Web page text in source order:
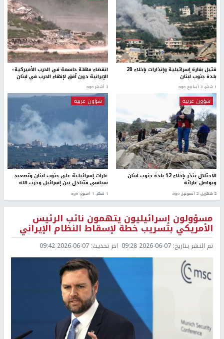
قتيل بغارة إسرائيلية وإنذارات بإخلاء 20
بلدة جنوب لبنان
1 شهر، 3 أسابيع ago
انقضاء مهلة حاسمة في الحرب الأميركية–
الإيرانية دون أفق لإنهاء الحرب في لبنان
3 أشهر ago
شؤون عربية
الاحتلال ينذر بإخلاء 12 بلدة جنوب لبنان
ويواصل غاراته
2 شهرين، 2 أسبوعين ago
شؤون عربية
غارات إسرائيلية على جنوب لبنان وتصعيد
سياسي متبادل بين إسرائيل وحزب الله
1 شهر، 1 اسبوع. ago
مسؤولون إسرائيليون يتهمون نائب الرئيس
الأمريكي بتسريب خطة لإسقاط النظام الإيراني
تم النشر بتاريخ: 2026-06-07 09:28 اخر تحديث: 2026-06-07 09:42